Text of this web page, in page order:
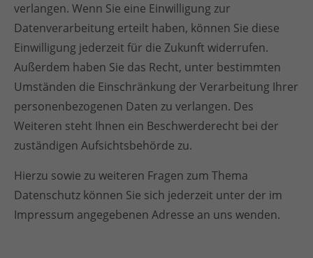
verlangen. Wenn Sie eine Einwilligung zur
Datenverarbeitung erteilt haben, können Sie diese
Einwilligung jederzeit für die Zukunft widerrufen.
Außerdem haben Sie das Recht, unter bestimmten
Umständen die Einschränkung der Verarbeitung Ihrer
personenbezogenen Daten zu verlangen. Des
Weiteren steht Ihnen ein Beschwerderecht bei der
zuständigen Aufsichtsbehörde zu.
Hierzu sowie zu weiteren Fragen zum Thema
Datenschutz können Sie sich jederzeit unter der im
Impressum angegebenen Adresse an uns wenden.